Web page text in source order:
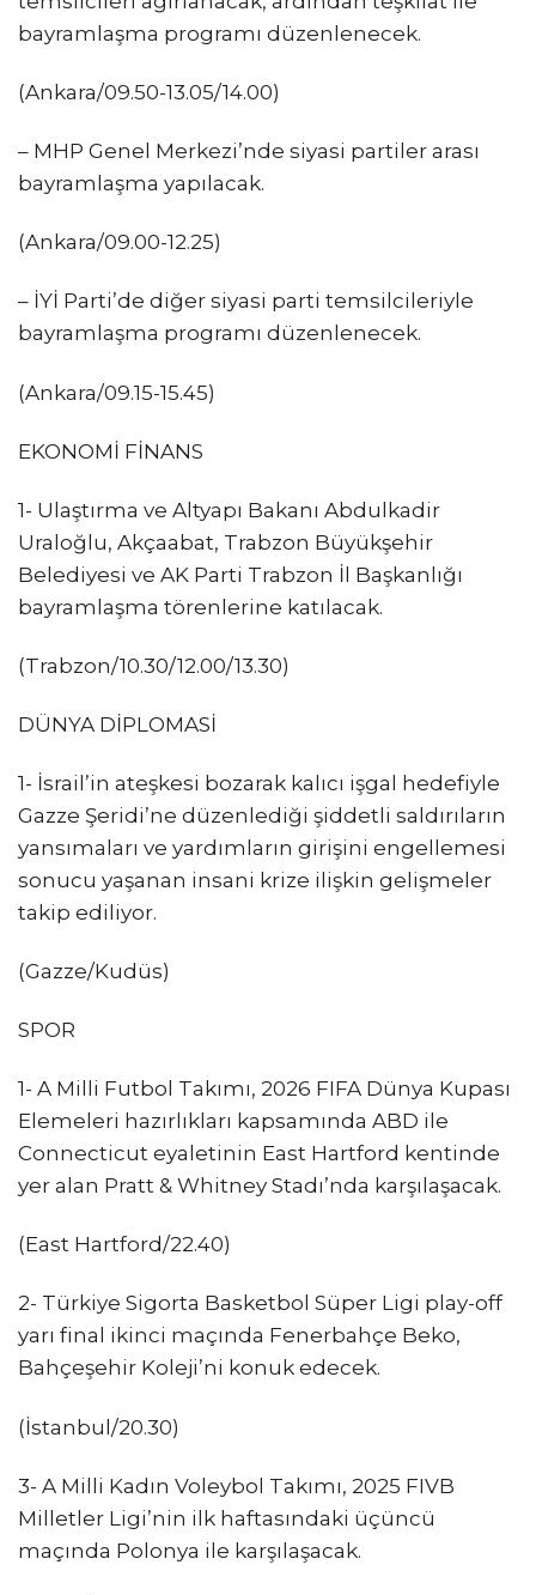
bayramlaşma programı düzenlenecek.
(Ankara/09.50-13.05/14.00)
– MHP Genel Merkezi’nde siyasi partiler arası
bayramlaşma yapılacak.
(Ankara/09.00-12.25)
– İYİ Parti’de diğer siyasi parti temsilcileriyle
bayramlaşma programı düzenlenecek.
(Ankara/09.15-15.45)
EKONOMİ FİNANS
1- Ulaştırma ve Altyapı Bakanı Abdulkadir
Uraloğlu, Akçaabat, Trabzon Büyükşehir
Belediyesi ve AK Parti Trabzon İl Başkanlığı
bayramlaşma törenlerine katılacak.
(Trabzon/10.30/12.00/13.30)
DÜNYA DİPLOMASİ
1- ⁠⁠İsrail’in ateşkesi bozarak kalıcı işgal hedefiyle
Gazze Şeridi’ne düzenlediği şiddetli saldırıların
yansımaları ve yardımların girişini engellemesi
sonucu yaşanan insani krize ilişkin gelişmeler
takip ediliyor.
(Gazze/Kudüs)
SPOR
1- A Milli Futbol Takımı, 2026 FIFA Dünya Kupası
Elemeleri hazırlıkları kapsamında ABD ile
Connecticut eyaletinin East Hartford kentinde
yer alan Pratt & Whitney Stadı’nda karşılaşacak.
(East Hartford/22.40)
2- Türkiye Sigorta Basketbol Süper Ligi play-off
yarı final ikinci maçında Fenerbahçe Beko,
Bahçeşehir Koleji’ni konuk edecek.
(İstanbul/20.30)
3- A Milli Kadın Voleybol Takımı, 2025 FIVB
Milletler Ligi’nin ilk haftasındaki üçüncü
maçında Polonya ile karşılaşacak.